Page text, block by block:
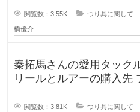
年
は
オ
閲覧数：3.55K つり具に関して
橋優介
秦拓馬さんの愛用タック
リールとルアーの購入先 プロアングラーとして、
閲覧数：3.81K つり具に関して